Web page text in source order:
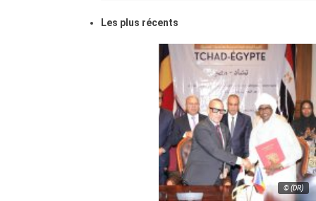
Les plus récents
© (DR)